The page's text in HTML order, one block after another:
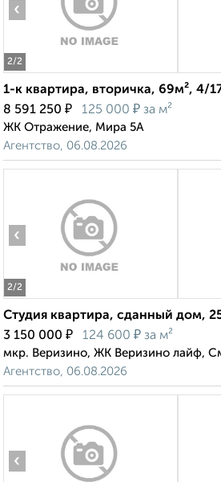
2/2
‹
1-к квартира, вторичка, 69м², 4/
8 591 250 ₽ 125 000 ₽ за м²
ЖК Отражение, Мира 5А
Агентство, 06.08.2026
2/2
‹
Студия квартира, сданный дом,
3 150 000 ₽ 124 600 ₽ за м²
мкр. Веризино, ЖК Веризино лайф,
Агентство, 06.08.2026
‹